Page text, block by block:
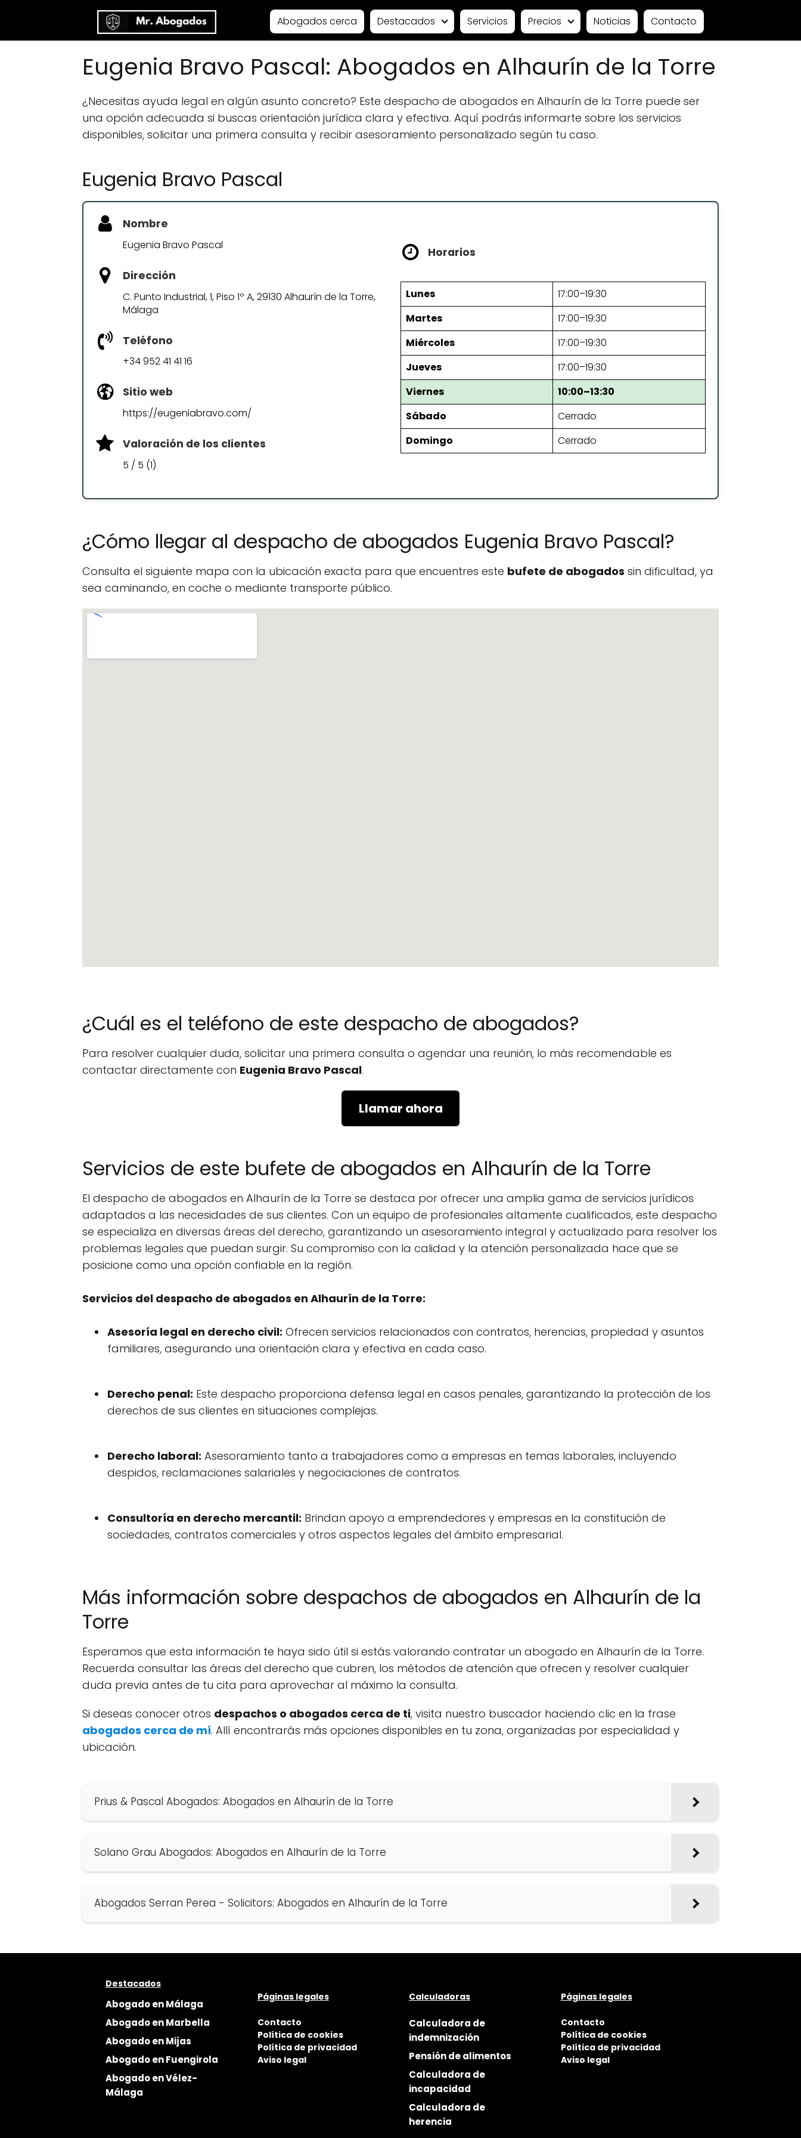
Abogados cerca Destacados Servicios Precios Noticias Contacto
Eugenia Bravo Pascal: Abogados en Alhaurín de la Torre
¿Necesitas ayuda legal en algún asunto concreto? Este despacho de abogados en Alhaurín de la Torre puede ser
una opción adecuada si buscas orientación jurídica clara y efectiva. Aquí podrás informarte sobre los servicios
disponibles, solicitar una primera consulta y recibir asesoramiento personalizado según tu caso.
Eugenia Bravo Pascal
Nombre
Eugenia Bravo Pascal
Dirección
C. Punto Industrial, 1, Piso 1º A, 29130 Alhaurín de la Torre,
Málaga
Teléfono
+34 952 41 41 16
Sitio web
https://eugeniabravo.com/
Valoración de los clientes
5 / 5 (1)
Horarios
Lunes
17:00–19:30
Martes
17:00–19:30
Miércoles
17:00–19:30
Jueves
17:00–19:30
Viernes
10:00–13:30
Sábado
Cerrado
Domingo
Cerrado
¿Cómo llegar al despacho de abogados Eugenia Bravo Pascal?
Consulta el siguiente mapa con la ubicación exacta para que encuentres este bufete de abogados sin dificultad, ya
sea caminando, en coche o mediante transporte público.
¿Cuál es el teléfono de este despacho de abogados?
Para resolver cualquier duda, solicitar una primera consulta o agendar una reunión, lo más recomendable es
contactar directamente con Eugenia Bravo Pascal.
Llamar ahora
Servicios de este bufete de abogados en Alhaurín de la Torre
El despacho de abogados en Alhaurín de la Torre se destaca por ofrecer una amplia gama de servicios jurídicos
adaptados a las necesidades de sus clientes. Con un equipo de profesionales altamente cualificados, este despacho
se especializa en diversas áreas del derecho, garantizando un asesoramiento integral y actualizado para resolver los
problemas legales que puedan surgir. Su compromiso con la calidad y la atención personalizada hace que se
posicione como una opción confiable en la región.
Servicios del despacho de abogados en Alhaurín de la Torre:
Asesoría legal en derecho civil: Ofrecen servicios relacionados con contratos, herencias, propiedad y asuntos
familiares, asegurando una orientación clara y efectiva en cada caso.
Derecho penal: Este despacho proporciona defensa legal en casos penales, garantizando la protección de los
derechos de sus clientes en situaciones complejas.
Derecho laboral: Asesoramiento tanto a trabajadores como a empresas en temas laborales, incluyendo
despidos, reclamaciones salariales y negociaciones de contratos.
Consultoría en derecho mercantil: Brindan apoyo a emprendedores y empresas en la constitución de
sociedades, contratos comerciales y otros aspectos legales del ámbito empresarial.
Más información sobre despachos de abogados en Alhaurín de la
Torre
Esperamos que esta información te haya sido útil si estás valorando contratar un abogado en Alhaurín de la Torre.
Recuerda consultar las áreas del derecho que cubren, los métodos de atención que ofrecen y resolver cualquier
duda previa antes de tu cita para aprovechar al máximo la consulta.
Si deseas conocer otros despachos o abogados cerca de ti, visita nuestro buscador haciendo clic en la frase
abogados cerca de mí. Allí encontrarás más opciones disponibles en tu zona, organizadas por especialidad y
ubicación.
Prius & Pascal Abogados: Abogados en Alhaurín de la Torre
Solano Grau Abogados: Abogados en Alhaurín de la Torre
Abogados Serran Perea - Solicitors: Abogados en Alhaurín de la Torre
Destacados
Abogado en Málaga
Abogado en Marbella
Abogado en Mijas
Abogado en Fuengirola
Abogado en Vélez-
Málaga
Páginas legales
Contacto
Política de cookies
Política de privacidad
Aviso legal
Calculadoras
Calculadora de
indemnización
Pensión de alimentos
Calculadora de
incapacidad
Calculadora de
herencia
Páginas legales
Contacto
Política de cookies
Política de privacidad
Aviso legal